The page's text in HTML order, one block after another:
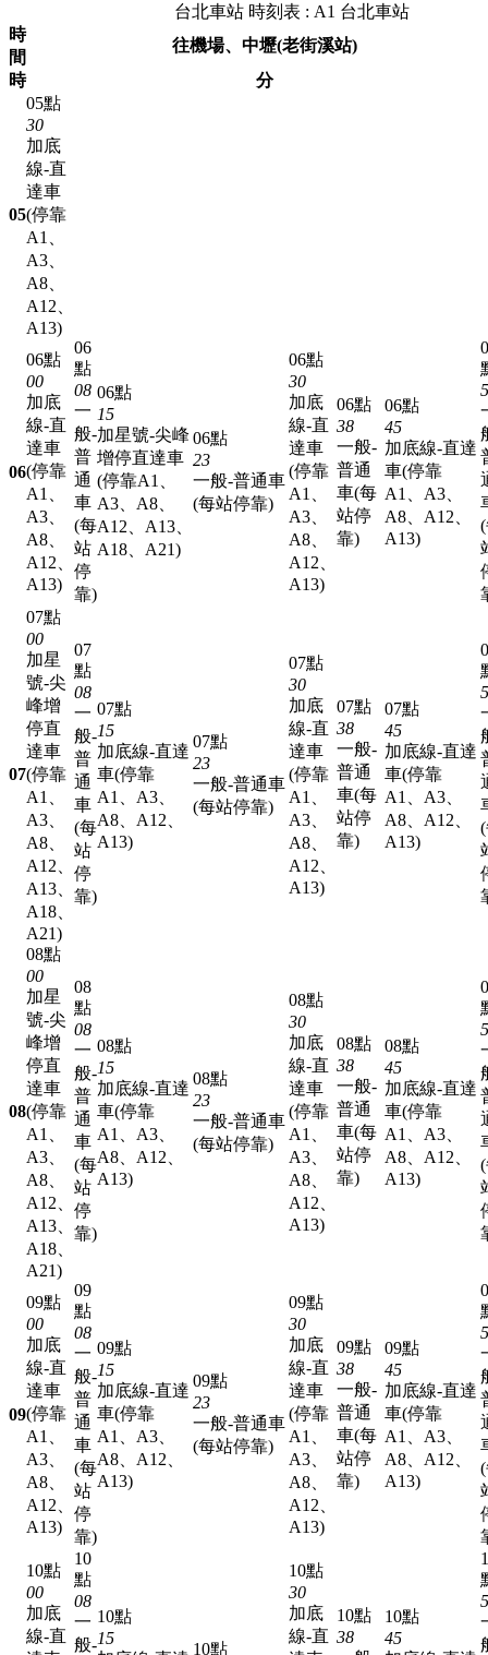
台北車站 時刻表 : A1 台北車站
時
間
往機場、中壢(老街溪站)
時
分
05
05點
30
加底
線-直
達車
(停靠
A1、
A3、
A8、
A12、
A13)
06
06點
00
加底
線-直
達車
(停靠
A1、
A3、
A8、
A12、
A13)
06
點
08
一
般-
普
通
車
(每
站
停
靠)
06點
15
加星號-尖峰
增停直達車
(停靠A1、
A3、A8、
A12、A13、
A18、A21)
06點
23
一般-普通車
(每站停靠)
06點
30
加底
線-直
達車
(停靠
A1、
A3、
A8、
A12、
A13)
06點
38
一般-
普通
車(每
站停
靠)
06點
45
加底線-直達
車(停靠
A1、A3、
A8、A12、
A13)
07
07點
00
加星
號-尖
峰增
停直
達車
(停靠
A1、
A3、
A8、
A12、
A13、
A18、
A21)
07
點
08
一
般-
普
通
車
(每
站
停
靠)
07點
15
加底線-直達
車(停靠
A1、A3、
A8、A12、
A13)
07點
23
一般-普通車
(每站停靠)
07點
30
加底
線-直
達車
(停靠
A1、
A3、
A8、
A12、
A13)
07點
38
一般-
普通
車(每
站停
靠)
07點
45
加底線-直達
車(停靠
A1、A3、
A8、A12、
A13)
08
08點
00
加星
號-尖
峰增
停直
達車
(停靠
A1、
A3、
A8、
A12、
A13、
A18、
A21)
08
點
08
一
般-
普
通
車
(每
站
停
靠)
08點
15
加底線-直達
車(停靠
A1、A3、
A8、A12、
A13)
08點
23
一般-普通車
(每站停靠)
08點
30
加底
線-直
達車
(停靠
A1、
A3、
A8、
A12、
A13)
08點
38
一般-
普通
車(每
站停
靠)
08點
45
加底線-直達
車(停靠
A1、A3、
A8、A12、
A13)
09
09點
00
加底
線-直
達車
(停靠
A1、
A3、
A8、
A12、
A13)
09
點
08
一
般-
普
通
車
(每
站
停
靠)
09點
15
加底線-直達
車(停靠
A1、A3、
A8、A12、
A13)
09點
23
一般-普通車
(每站停靠)
09點
30
加底
線-直
達車
(停靠
A1、
A3、
A8、
A12、
A13)
09點
38
一般-
普通
車(每
站停
靠)
09點
45
加底線-直達
車(停靠
A1、A3、
A8、A12、
A13)
10點
00
加底
線-直
10
點
08
一
般-
10點
15
10點
10點
30
加底
線-直
10點
38
10點
45